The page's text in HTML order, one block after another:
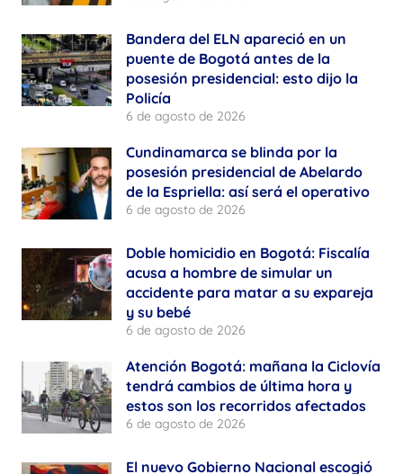
Bandera del ELN apareció en un
puente de Bogotá antes de la
posesión presidencial: esto dijo la
Policía
6 de agosto de 2026
Cundinamarca se blinda por la
posesión presidencial de Abelardo
de la Espriella: así será el operativo
6 de agosto de 2026
Doble homicidio en Bogotá: Fiscalía
acusa a hombre de simular un
accidente para matar a su expareja
y su bebé
6 de agosto de 2026
Atención Bogotá: mañana la Ciclovía
tendrá cambios de última hora y
estos son los recorridos afectados
6 de agosto de 2026
El nuevo Gobierno Nacional escogió